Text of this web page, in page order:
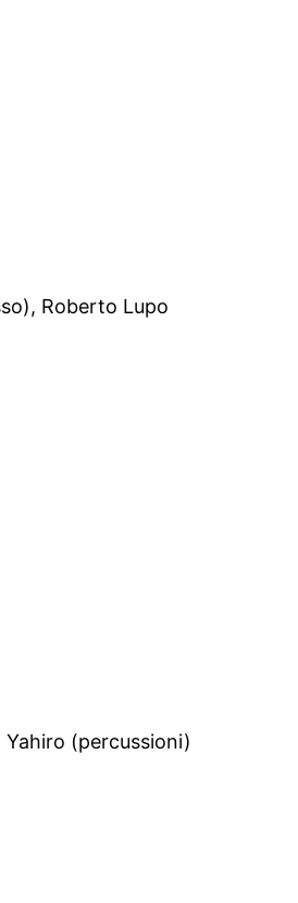
Roberto Lupo
(percussioni)